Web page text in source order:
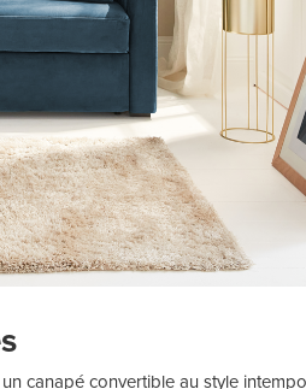
canapé convertible au style